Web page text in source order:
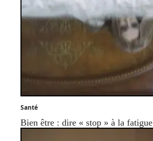
Santé
Bien être : dire « stop » à la fatigue